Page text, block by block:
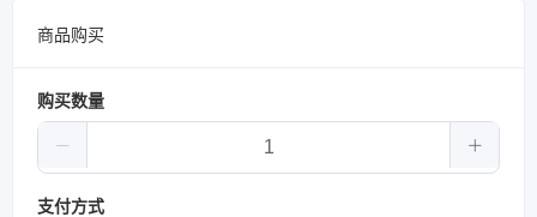
商品购买
购买数量
支付方式